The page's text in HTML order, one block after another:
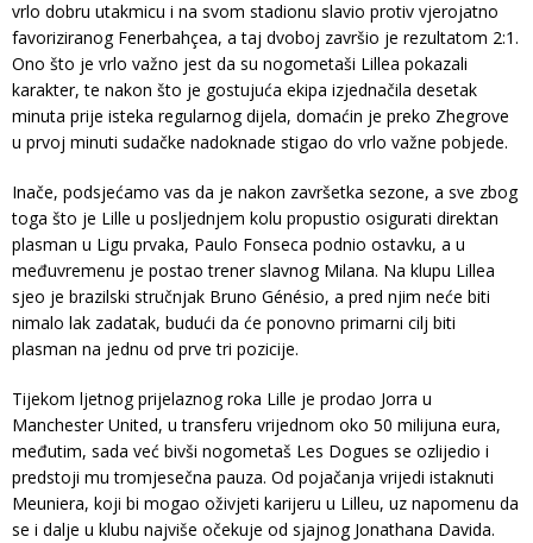
vrlo dobru utakmicu i na svom stadionu slavio protiv vjerojatno
favoriziranog Fenerbahçea, a taj dvoboj završio je rezultatom 2:1.
Ono što je vrlo važno jest da su nogometaši Lillea pokazali
karakter, te nakon što je gostujuća ekipa izjednačila desetak
minuta prije isteka regularnog dijela, domaćin je preko Zhegrove
u prvoj minuti sudačke nadoknade stigao do vrlo važne pobjede.
Inače, podsjećamo vas da je nakon završetka sezone, a sve zbog
toga što je Lille u posljednjem kolu propustio osigurati direktan
plasman u Ligu prvaka, Paulo Fonseca podnio ostavku, a u
međuvremenu je postao trener slavnog Milana. Na klupu Lillea
sjeo je brazilski stručnjak Bruno Génésio, a pred njim neće biti
nimalo lak zadatak, budući da će ponovno primarni cilj biti
plasman na jednu od prve tri pozicije.
Tijekom ljetnog prijelaznog roka Lille je prodao Jorra u
Manchester United, u transferu vrijednom oko 50 milijuna eura,
međutim, sada već bivši nogometaš Les Dogues se ozlijedio i
predstoji mu tromjesečna pauza. Od pojačanja vrijedi istaknuti
Meuniera, koji bi mogao oživjeti karijeru u Lilleu, uz napomenu da
se i dalje u klubu najviše očekuje od sjajnog Jonathana Davida.